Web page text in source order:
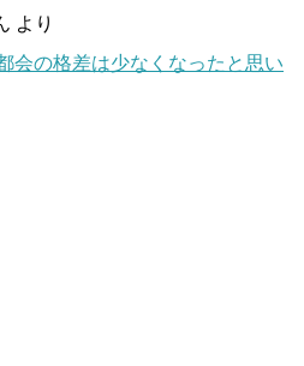
より
会の格差は少なくなったと思い